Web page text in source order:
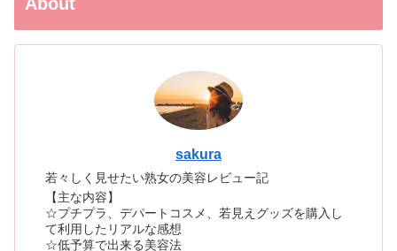
sakura
若々しく見せたい熟女の美容レビュー記
【主な内容】
☆プチプラ、デパートコスメ、若見えグッズを購入し
て利用したリアルな感想
☆低予算で出来る美容法